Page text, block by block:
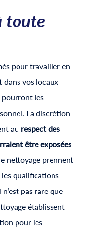
toute
pour travailler en
dans vos locaux
pourront les
La discrétion
au respect des
être exposées
nettoyage prennent
qualifications
pas rare que
établissent
pour les